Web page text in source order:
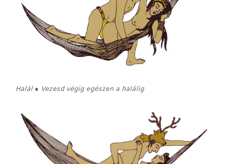
Halál ● Vezesd végig egészen a halálig